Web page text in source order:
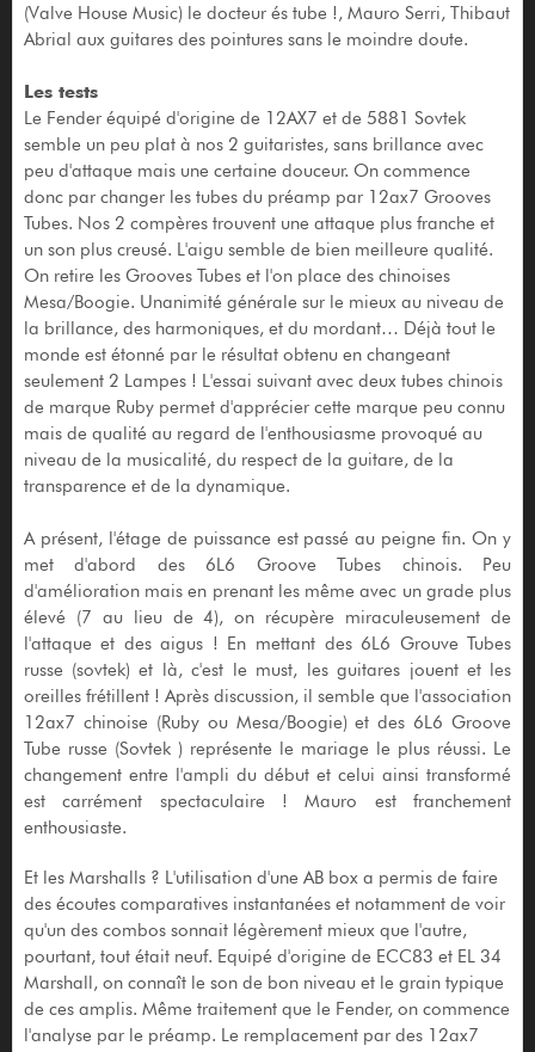
(Valve House Music) le docteur és tube !, Mauro Serri, Thibaut
Abrial aux guitares des pointures sans le moindre doute.
Les tests
Le Fender équipé d'origine de 12AX7 et de 5881 Sovtek
semble un peu plat à nos 2 guitaristes, sans brillance avec
peu d'attaque mais une certaine douceur. On commence
donc par changer les tubes du préamp par 12ax7 Grooves
Tubes. Nos 2 compères trouvent une attaque plus franche et
un son plus creusé. L'aigu semble de bien meilleure qualité.
On retire les Grooves Tubes et l'on place des chinoises
Mesa/Boogie. Unanimité générale sur le mieux au niveau de
la brillance, des harmoniques, et du mordant… Déjà tout le
monde est étonné par le résultat obtenu en changeant
seulement 2 Lampes ! L'essai suivant avec deux tubes chinois
de marque Ruby permet d'apprécier cette marque peu connu
mais de qualité au regard de l'enthousiasme provoqué au
niveau de la musicalité, du respect de la guitare, de la
transparence et de la dynamique.
A présent, l'étage de puissance est passé au peigne fin. On y
met d'abord des 6L6 Groove Tubes chinois. Peu
d'amélioration mais en prenant les même avec un grade plus
élevé (7 au lieu de 4), on récupère miraculeusement de
l'attaque et des aigus ! En mettant des 6L6 Grouve Tubes
russe (sovtek) et là, c'est le must, les guitares jouent et les
oreilles frétillent ! Après discussion, il semble que l'association
12ax7 chinoise (Ruby ou Mesa/Boogie) et des 6L6 Groove
Tube russe (Sovtek ) représente le mariage le plus réussi. Le
changement entre l'ampli du début et celui ainsi transformé
est carrément spectaculaire ! Mauro est franchement
enthousiaste.
Et les Marshalls ? L'utilisation d'une AB box a permis de faire
des écoutes comparatives instantanées et notamment de voir
qu'un des combos sonnait légèrement mieux que l'autre,
pourtant, tout était neuf. Equipé d'origine de ECC83 et EL 34
Marshall, on connaît le son de bon niveau et le grain typique
de ces amplis. Même traitement que le Fender, on commence
l'analyse par le préamp. Le remplacement par des 12ax7